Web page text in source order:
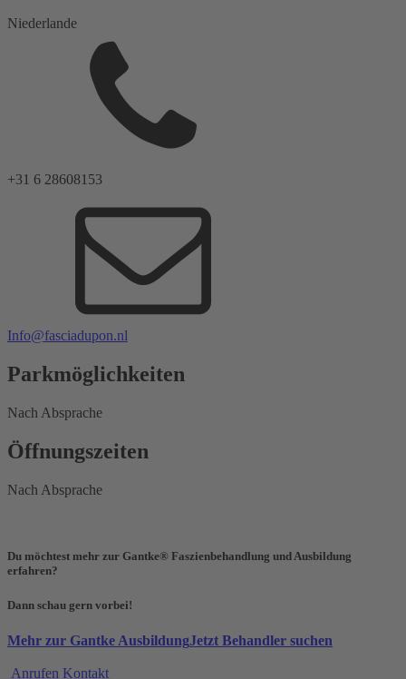
Niederlande
+31 6 28608153
Info@fasciadupon.nl
Parkmöglichkeiten
Nach Absprache
Öffnungszeiten
Nach Absprache
Du möchtest mehr zur Gantke® Faszienbehandlung und Ausbildung
erfahren?
Dann schau gern vorbei!
Mehr zur Gantke AusbildungJetzt Behandler suchen
Anrufen Kontakt